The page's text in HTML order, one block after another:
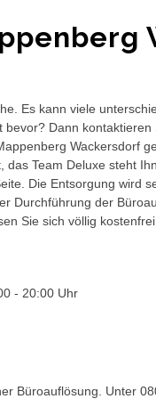
Es kann viele
Dann
Wackersdorf
Team Deluxe steht
Die Entsorgung wird
Durchführung der
Sie sich völlig
- 20:00 Uhr
Büroauflösung. Unter